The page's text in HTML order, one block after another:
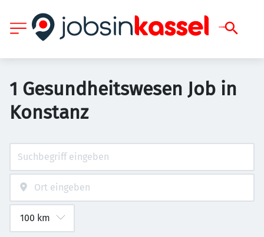
1 Gesundheitswesen Job in
Konstanz